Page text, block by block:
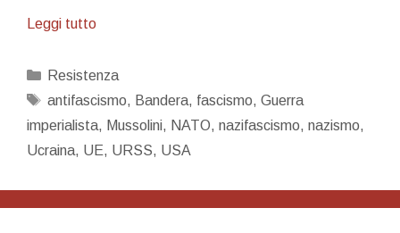
Leggi tuttoLa
e
il
25
Categorie
Resistenza
Tag
antifascismo, Bandera, fascismo, Guerra
imperialista, Mussolini, NATO, nazifascismo, nazismo,
Ucraina, UE, URSS, USA